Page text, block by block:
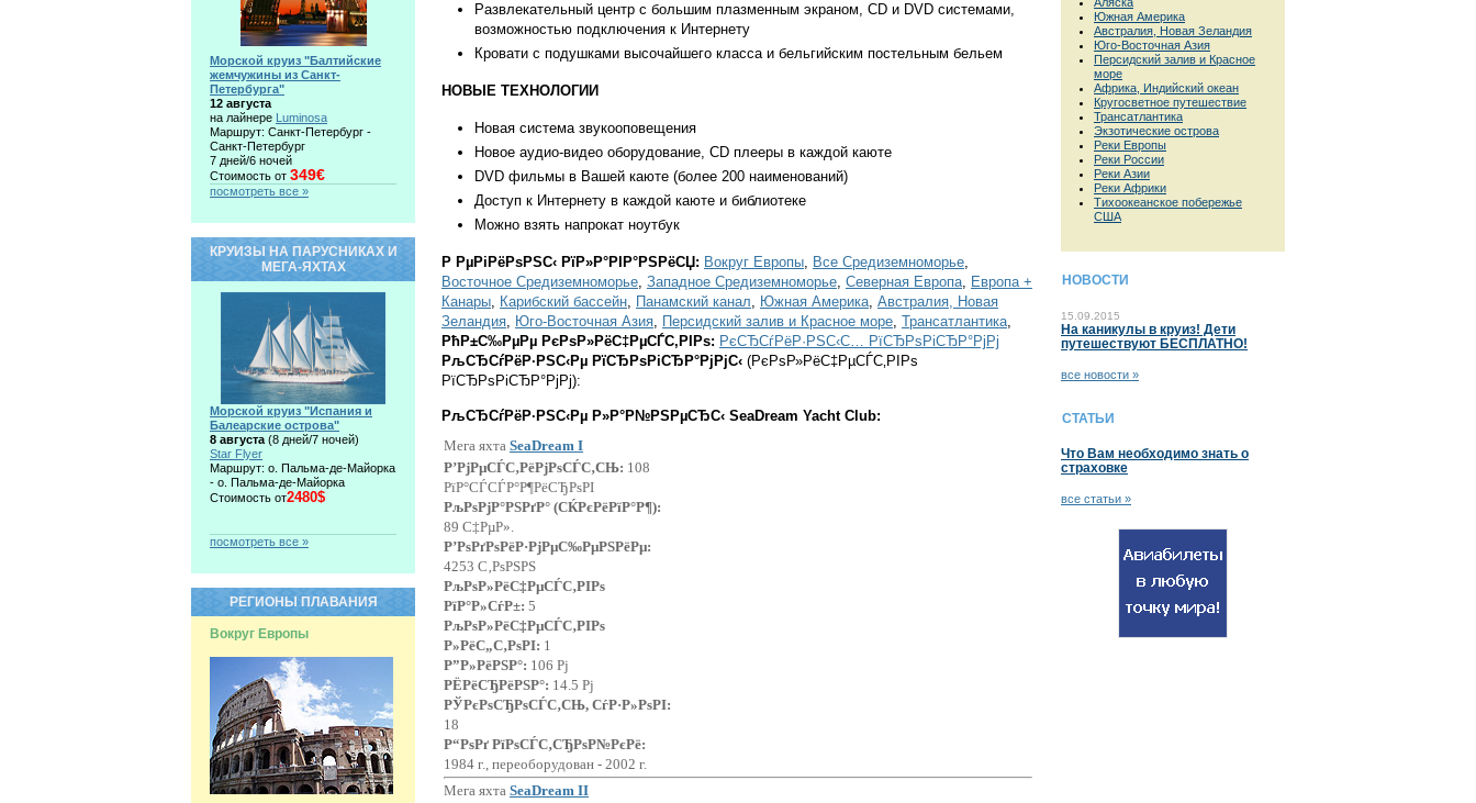
Развлекательный центр с большим плазменным экраном, CD и DVD системами,
возможностью подключения к Интернету
Кровати с подушками высочайшего класса и бельгийским постельным бельем
НОВЫЕ ТЕХНОЛОГИИ
Новая система звукооповещения
Новое аудио-видео оборудование, CD плееры в каждой каюте
DVD фильмы в Вашей каюте (более 200 наименований)
Доступ к Интернету в каждой каюте и библиотеке
Можно взять напрокат ноутбук
Р РµРіРёРѕРЅС‹ РїР»Р°РІР°РЅРёСЏ: Вокруг Европы, Все Средиземноморье,
Восточное Средиземноморье, Западное Средиземноморье, Северная Европа, Европа +
Канары, Карибский бассейн, Панамский канал, Южная Америка, Австралия, Новая
Зеландия, Юго-Восточная Азия, Персидский залив и Красное море, Трансатлантика,
РћР±С‰РµРµ РєРѕР»РёС‡РµСЃС‚РІРѕ: РєСЂСѓРёР·РЅС‹С… РїСЂРѕРіСЂР°РјРј
РљСЂСѓРёР·РЅС‹Рµ РїСЂРѕРіСЂР°РјРјС‹ (РєРѕР»РёС‡РµСЃС‚РІРѕ
РїСЂРѕРіСЂР°РјРј):
РљСЂСѓРёР·РЅС‹Рµ Р»Р°Р№РЅРµСЂС‹ SeaDream Yacht Club:
Мега яхта SeaDream I
Р’РјРµСЃС‚РёРјРѕСЃС‚СЊ: 108
РїР°СЃСЃР°Р¶РёСЂРѕРІ
РљРѕРјР°РЅРґР° (СЌРєРёРїР°Р¶):
89 С‡РµР».
Р’РѕРґРѕРёР·РјРµС‰РµРЅРёРµ:
4253 С‚РѕРЅРЅ
РљРѕР»РёС‡РµСЃС‚РІРѕ
РїР°Р»СѓР±: 5
РљРѕР»РёС‡РµСЃС‚РІРѕ
Р»РёС„С‚РѕРІ: 1
Р”Р»РёРЅР°: 106 Рј
РЁРёСЂРёРЅР°: 14.5 Рј
РЎРєРѕСЂРѕСЃС‚СЊ, СѓР·Р»РѕРІ:
18
Р“РѕРґ РїРѕСЃС‚СЂРѕР№РєРё:
1984 г., переоборудован - 2002 г.
Мега яхта SeaDream II
Морской круиз "Балтийские
жемчужины из Санкт-
Петербурга"
12 августа
на лайнере Luminosa
Маршрут: Санкт-Петербург -
Санкт-Петербург
7 дней/6 ночей
Стоимость от 349€
посмотреть все »
КРУИЗЫ НА ПАРУСНИКАХ И
МЕГА-ЯХТАХ
Морской круиз "Испания и
Балеарские острова"
8 августа (8 дней/7 ночей)
Star Flyer
Маршрут: о. Пальма-де-Майорка
- о. Пальма-де-Майорка
Стоимость от2480$
посмотреть все »
РЕГИОНЫ ПЛАВАНИЯ
Вокруг Европы
Южная Америка
Австралия, Новая Зеландия
Юго-Восточная Азия
Персидский залив и Красное
море
Африка, Индийский океан
Кругосветное путешествие
Трансатлантика
Экзотические острова
Реки Европы
Реки России
Реки Азии
Реки Африки
Тихоокеанское побережье
США
НОВОСТИ
15.09.2015
На каникулы в круиз! Дети
путешествуют БЕСПЛАТНО!
все новости »
СТАТЬИ
Что Вам необходимо знать о
страховке
все статьи »